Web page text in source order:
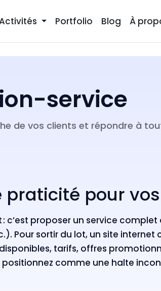
Portfolio Blog À
service
de vos clients et répondre à
praticité pour
c’est proposer un service
Pour sortir du lot, un site internet
tarifs, offres
positionnez comme une halte